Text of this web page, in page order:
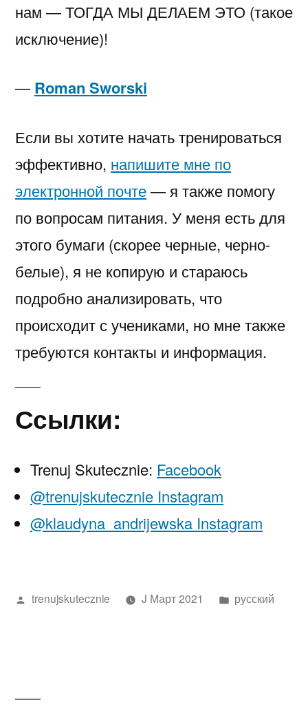
нам — ТОГДА МЫ ДЕЛАЕМ ЭТО (такое
исключение)!
— Roman Sworski
Если вы хотите начать тренироваться
эффективно, напишите мне по
электронной почте— я также помогу
по вопросам питания. У меня есть для
этого бумаги (скорее черные, черно-
белые), я не копирую и стараюсь
подробно анализировать, что
происходит с учениками, но мне также
требуются контакты и информация.
Ссылки:
Trenuj Skutecznie: Facebook
@trenujskutecznie Instagram
@klaudyna_andrijewska Instagram
Написано
trenujskutecznie J Март 2021
Написано
русский